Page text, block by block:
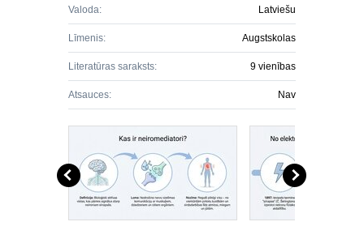
Valoda: Latviešu
Līmenis: Augstskolas
Literatūras saraksts: 9 vienības
Atsauces: Nav